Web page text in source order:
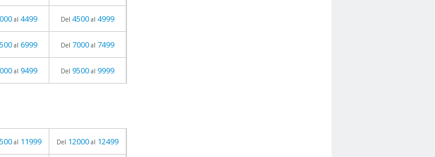
al 4499 Del 4500 al 4999
al 6999 Del 7000 al 7499
al 9499 Del 9500 al 9999
al 11999 Del 12000 al 12499